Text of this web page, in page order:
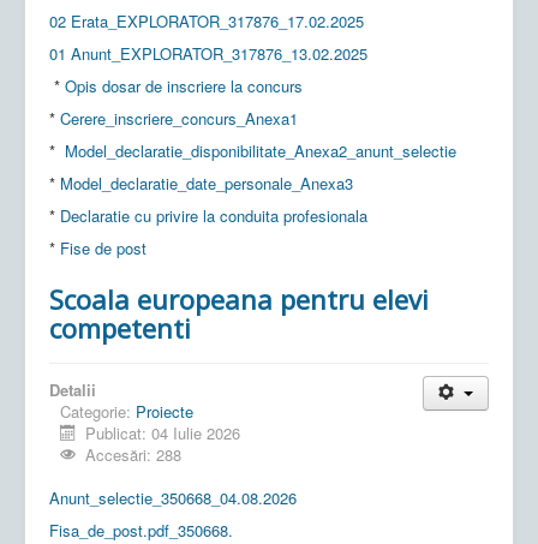
02 Erata_EXPLORATOR_317876_17.02.2025
01 Anunt_EXPLORATOR_317876_13.02.2025
* Opis dosar de inscriere la concurs
* Cerere_inscriere_concurs_Anexa1
* Model_declaratie_disponibilitate_Anexa2_anunt_selectie
* Model_declaratie_date_personale_Anexa3
* Declaratie cu privire la conduita profesionala
* Fise de post
Scoala europeana pentru elevi
competenti
Detalii
Categorie: Proiecte
Publicat: 04 Iulie 2026
Accesări: 288
Anunt_selectie_350668_04.08.2026
Fisa_de_post.pdf_350668.